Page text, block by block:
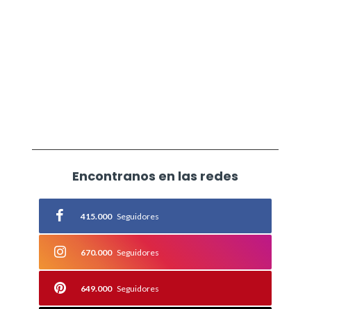
Encontranos en las redes
415.000 Seguidores
670.000 Seguidores
649.000 Seguidores